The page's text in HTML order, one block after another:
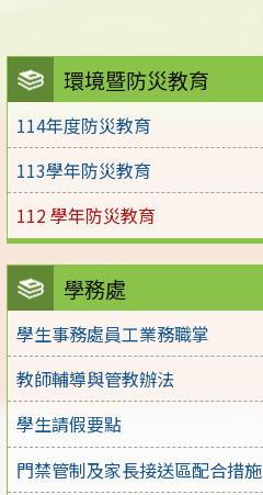
環境暨防災教育
114年度防災教育
113學年防災教育
112 學年防災教育
學務處
學生事務處員工業務職掌
教師輔導與管教辦法
學生請假要點
門禁管制及家長接送區配合措施